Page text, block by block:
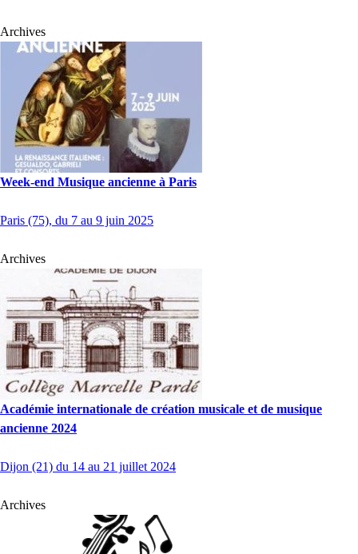
Archives
Week-end Musique ancienne à Paris
Paris (75), du 7 au 9 juin 2025
Archives
Académie internationale de création musicale et de musique
ancienne 2024
Dijon (21) du 14 au 21 juillet 2024
Archives